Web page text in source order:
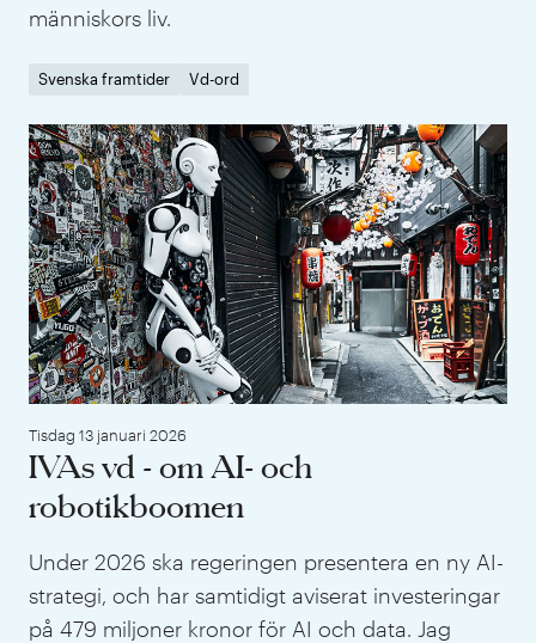
människors liv.
Svenska framtider Vd-ord
Tisdag 13 januari 2026
IVAs vd - om AI- och
robotikboomen
Under 2026 ska regeringen presentera en ny AI-
strategi, och har samtidigt aviserat investeringar
på 479 miljoner kronor för AI och data. Jag